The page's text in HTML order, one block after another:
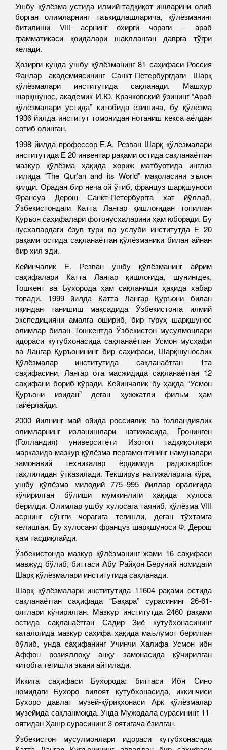
Ушбу қўлёзма устида илмий-тадқиқот ишларини олиб
борган олимларнинг таъкидлашларича, қўлёзманинг
битилиши VIII асрнинг охирги чораги – араб
грамматикаси қоидалари шаклланган даврга тўғри
келади.
Ҳозирги кунда ушбу қўлёзманинг 81 саҳифаси Россия
Фанлар академиясининг Санкт-Петербургдаги Шарқ
қўлёзмалари институтида сақланади. Машҳур
шарқшунос, академик И.Ю. Крачковский ўзининг “Араб
қўлёзмалари устида” китобида ёзишича, бу қўлёзма
1936 йилда институт томонидан нотаниш кекса аёлдан
сотиб олинган.
1998 йилда профессор Е.А. Резван Шарқ қўлёзмалари
институтида Е 20 инвентар рақами остида сақланаётган
мазкур қўлёзма ҳақида хориж матбуотида инглиз
тилида “The Qur’an and its World” мақоласини эълон
қилди. Орадан бир неча ой ўтиб, француз шарқшуноси
Франсуа Дерош Санкт-Петербургга хат йўллаб,
Ўзбекистондаги Катта Лангар қишлоғидан топилган
Қуръон саҳифалари фотонусхаларини ҳам юборади. Бу
нусхалардаги ёзув тури ва услуби институтда Е 20
рақами остида сақланаётган қўлёзманики билан айнан
бир хил эди.
Кейинчалик Е. Резван ушбу қўлёзманинг айрим
саҳифалари Катта Лангар қишлоғида, шунингдек,
Тошкент ва Бухорода ҳам сақланиши ҳақида хабар
топади. 1999 йилда Катта Лангар Қуръони билан
яқиндан танишиш мақсадида Ўзбекистонга илмий
экспедицияни амалга ошириб, бир гуруҳ шарқшунос
олимлар билан Тошкентда Ўзбекистон мусулмонлари
идораси кутубхонасида сақланаётган Усмон мусҳафи
ва Лангар Қуръонининг бир саҳифаси, Шарқшунослик
Қўлёзмалар институтида сақланаётган 1та
саҳифасини, Лангар ота масжидида сақланаётган 12
саҳифани бориб кўради. Кейинчалик бу ҳақда “Усмон
Қуръони изидан” деган ҳужжатли фильм ҳам
тайёрлайди.
2000 йилнинг май ойида россиялик ва голландиялик
олимларнинг изланишлари натижасида, Гронинген
(Голландия) университети Изотоп тадқиқотлари
марказида мазкур қўлёзма пергаментининг намуналари
замонавий техникалар ёрдамида радиокарбон
таҳлилидан ўтказилади. Текширув натижаларига кўра,
ушбу қўлёзма милодий 775–995 йиллар оралиғида
кўчирилган бўлиши мумкинлиги ҳақида хулоса
берилди. Олимлар ушбу хулосага таяниб, қўлёзма VIII
асрнинг сўнгги чорагига тегишли, деган тўхтамга
келишган. Бу хулосани француз шарқшуноси Ф. Дерош
ҳам тасдиқлайди.
Ўзбекистонда мазкур қўлёзманинг жами 16 саҳифаси
мавжуд бўлиб, биттаси Абу Райҳон Беруний номидаги
Шарқ қўлёзмалари институтида сақланади.
Шарқ қўлёзмалари институтида 11604 рақами остида
сақланаётган саҳифада “Бақара” сурасининг 26-61-
оятлари кўчирилган. Мазкур институтда 2460 рақами
остида сақланаётган Садир Зиё кутубхонасининг
каталогида мазкур саҳифа ҳақида маълумот берилган
бўлиб, унда саҳифанинг Учинчи Халифа Усмон ибн
Аффон розияллоҳу анҳу замонасида кўчирилган
китобга тегишли экани айтилади.
Иккита саҳифаси Бухорода: биттаси Ибн Сино
номидаги Бухоро вилоят кутубхонасида, иккинчиси
Бухоро давлат музей-қўриқхонаси Арк қўлёзмалар
музейида сақланмоқда. Унда Мужодала сурасининг 11-
оятидан Ҳашр сурасининг 3-оятигача ёзилган.
Ўзбекистон мусулмонлари идораси кутубхонасида